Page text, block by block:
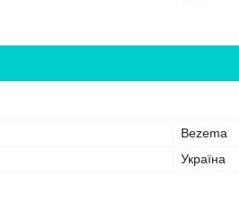
Bezema
Україна